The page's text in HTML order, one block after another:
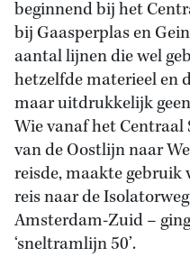
beginnend bij het
bij Gaasperplas en
aantal lijnen die wel
hetzelfde materieel en
maar uitdrukkelijk
Wie vanaf het
van de Oostlijn naar
reisde, maakte gebruik
reis naar de
Amsterdam-Zuid –
‘sneltramlijn 50’.